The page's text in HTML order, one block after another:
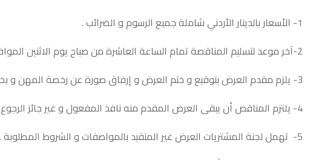
1- الأسعار بالدينار الأردني شاملة جميع الرسوم و الضرائب .
2-آخر موعد لتسليم المناقصة تمام الساعة العاشرة من صباح يوم الاثنين الموافق 21/7/2025
3- يلزم مقدم العرض بتوقيع و ختم العرض و إرفاق صورة عن رخصة المهن و بخلاف ذلك يستبعد عرضه
4- يلتزم المناقص أن يبقى العرض المقدم منه نافذ المفعول و غير جائز الرجوع عنه لمدة لا تقل عن ثلاثون يوم من تاريخ أخر موعد لتقديم العروض .
5- تهمل لجنة المشتريات العرض غير المتقيد بالمواصفات و الشروط المطلوبة .